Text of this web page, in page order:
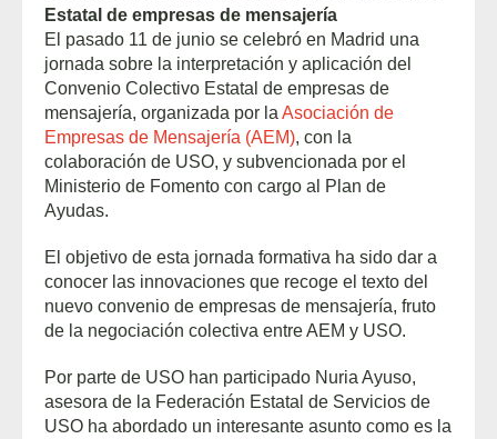
Estatal de empresas de mensajería
El pasado 11 de junio se celebró en Madrid una
jornada sobre la interpretación y aplicación del
Convenio Colectivo Estatal de empresas de
mensajería, organizada por la Asociación de
Empresas de Mensajería (AEM), con la
colaboración de USO, y subvencionada por el
Ministerio de Fomento con cargo al Plan de
Ayudas.
El objetivo de esta jornada formativa ha sido dar a
conocer las innovaciones que recoge el texto del
nuevo convenio de empresas de mensajería, fruto
de la negociación colectiva entre AEM y USO.
Por parte de USO han participado Nuria Ayuso,
asesora de la Federación Estatal de Servicios de
USO ha abordado un interesante asunto como es la